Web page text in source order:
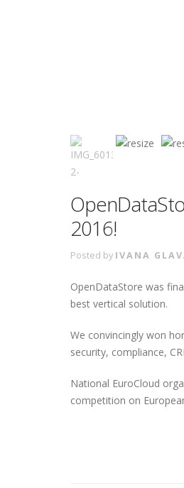
2016!
Posted by IVANA
OpenDataStore was
best vertical solution.
We convincingly won
security, compliance,
National EuroCloud
competition on